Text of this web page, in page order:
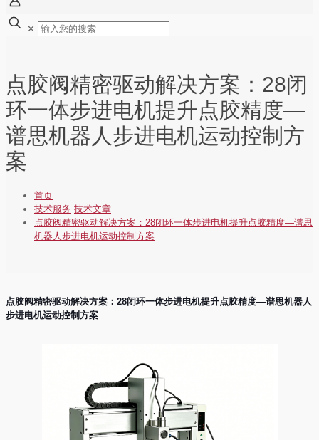
✕
点胶阀精密驱动解决方案：28闭
环一体步进电机提升点胶精度—
谱思机器人步进电机运动控制方
案
首页
技术服务 技术文章
点胶阀精密驱动解决方案：28闭环一体步进电机提升点胶精度—谱思
机器人步进电机运动控制方案
点胶阀精密驱动解决方案：28闭环一体步进电机提升点胶精度—谱思机器人
步进电机运动控制方案